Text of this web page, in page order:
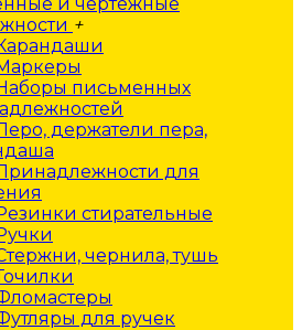
+
письменных
держатели пера,
для
стирательные
чернила, тушь
для ручек